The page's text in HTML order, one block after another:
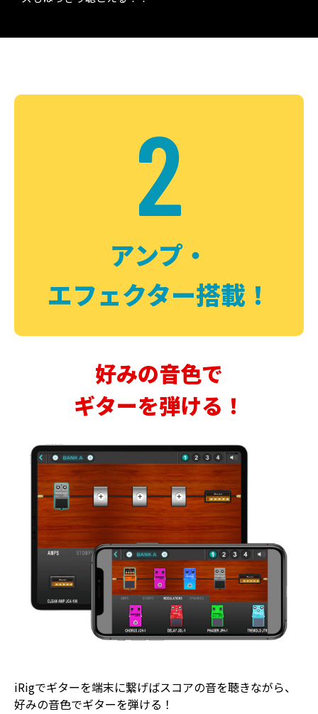
2
アンプ・
エフェクター搭載！
好みの音色で
ギターを弾ける！
iRigでギターを端末に繋げばスコアの音を聴きながら、
好みの音色でギターを弾ける！